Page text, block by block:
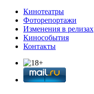
Кинотеатры
Фоторепортажи
Изменения в релизах
Кинособытия
Контакты